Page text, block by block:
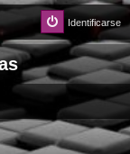
Identificarse